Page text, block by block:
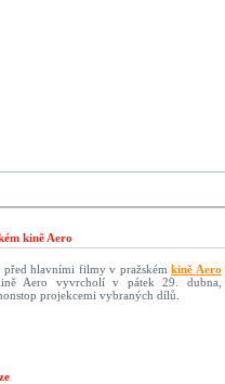
kině Aero
před hlavními filmy v pražském kině Aero
Aero vyvrcholí v pátek 29. dubna,
projekcemi vybraných dílů.